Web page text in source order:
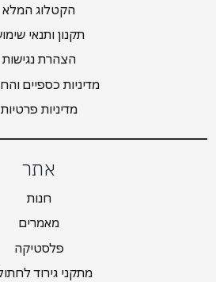
הקטלוג המלא
תקנון ותנאי
הצהרת נגישות
מדיניות כספיים
מדיניות פרטיות
אתר
חנות
מאמרים
פלסטיקה
מתקני גירוד